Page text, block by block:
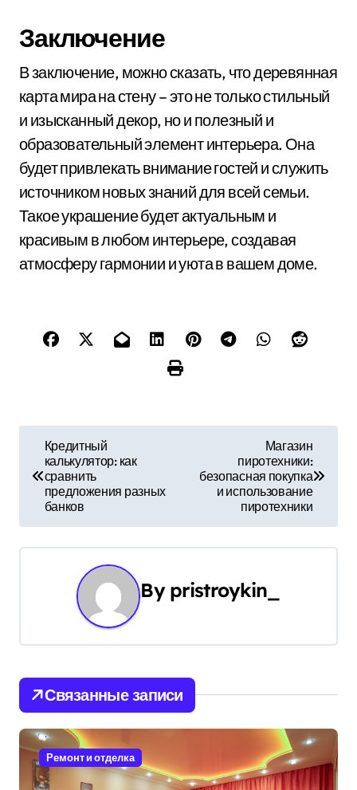
Заключение
В заключение, можно сказать, что деревянная
карта мира на стену – это не только стильный
и изысканный декор, но и полезный и
образовательный элемент интерьера. Она
будет привлекать внимание гостей и служить
источником новых знаний для всей семьи.
Такое украшение будет актуальным и
красивым в любом интерьере, создавая
атмосферу гармонии и уюта в вашем доме.
и
ц
и
я
п
о
Кредитный
калькулятор: как
сравнить
предложения разных
банков
Магазин
пиротехники:
безопасная покупка
и использование
пиротехники
By pristroykin_
Связанные записи
Ремонт и отделка